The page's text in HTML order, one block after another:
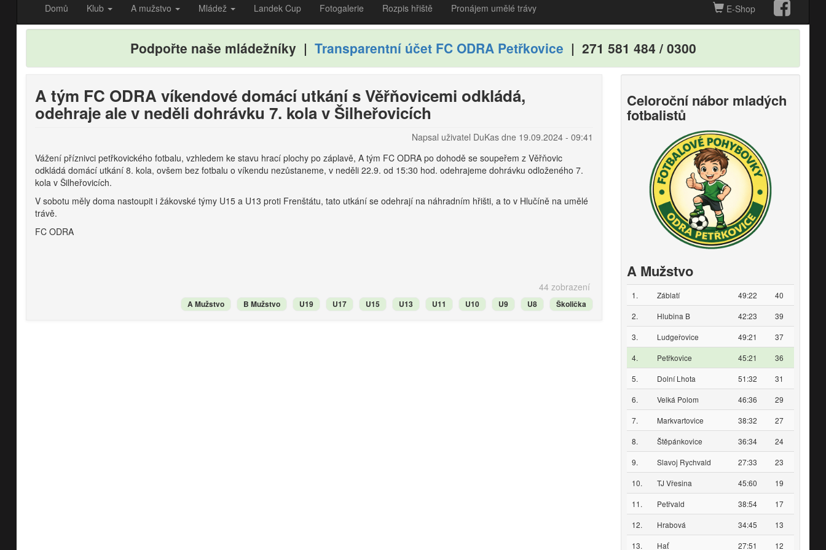
Domů Klub A mužstvo Mládež Landek Cup Fotogalerie Rozpis hřiště Pronájem umělé trávy E-Shop
Podpořte naše mládežníky | Transparentní účet FC ODRA Petřkovice | 271 581 484 / 0300
A tým FC ODRA víkendové domácí utkání s Věřňovicemi odkládá,
odehraje ale v neděli dohrávku 7. kola v Šilheřovicích
Napsal uživatel DuKas dne 19.09.2024 - 09:41
Vážení příznivci petřkovického fotbalu, vzhledem ke stavu hrací plochy po záplavě, A tým FC ODRA po dohodě se soupeřem z Věřňovic
odkládá domácí utkání 8. kola, ovšem bez fotbalu o víkendu nezůstaneme, v neděli 22.9. od 15:30 hod. odehrajeme dohrávku odloženého 7.
kola v Šilheřovicích.
V sobotu měly doma nastoupit i žákovské týmy U15 a U13 proti Frenštátu, tato utkání se odehrají na náhradním hřišti, a to v Hlučíně na umělé
trávě.
FC ODRA
44 zobrazení
A Mužstvo B Mužstvo U19 U17 U15 U13 U11 U10 U9 U8 Školička
Celoroční nábor mladých
fotbalistů
A Mužstvo
1. Záblatí 49:22
40
2.
Hlubina B 42:23
39
3.
Ludgeřovice 49:21
37
4.
Petřkovice 45:21
36
5.
Dolní Lhota 51:32
31
6.
Velká Polom 46:36
29
7.
Markvartovice 38:32
27
8.
Štěpánkovice 36:34
24
9.
Slavoj Rychvald 27:33
23
10.
TJ Vřesina 45:60
19
11.
Petřvald 38:54
17
12.
Hrabová 34:45
13
13.
Hať 27:51 12